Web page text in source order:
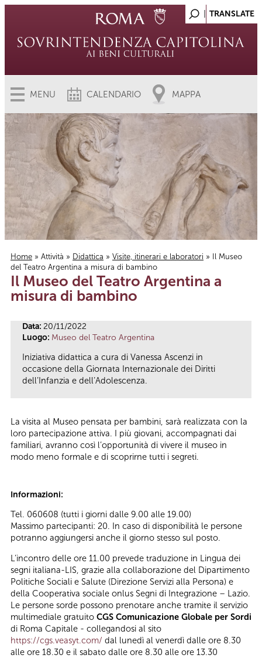
MENU CALENDARIO MAPPA
Tu sei qui
Home » Attività » Didattica » Visite, itinerari e laboratori » Il Museo
del Teatro Argentina a misura di bambino
Il Museo del Teatro Argentina a
misura di bambino
Data: 20/11/2022
Luogo: Museo del Teatro Argentina
Iniziativa didattica a cura di Vanessa Ascenzi in
occasione della Giornata Internazionale dei Diritti
dell’Infanzia e dell’Adolescenza.
La visita al Museo pensata per bambini, sarà realizzata con la
loro partecipazione attiva. I più giovani, accompagnati dai
familiari, avranno così l’opportunità di vivere il museo in
modo meno formale e di scoprirne tutti i segreti.
Informazioni:
Tel. 060608 (tutti i giorni dalle 9.00 alle 19.00)
Massimo partecipanti: 20. In caso di disponibilità le persone
potranno aggiungersi anche il giorno stesso sul posto.
L’incontro delle ore 11.00 prevede traduzione in Lingua dei
segni italiana-LIS, grazie alla collaborazione del Dipartimento
Politiche Sociali e Salute (Direzione Servizi alla Persona) e
della Cooperativa sociale onlus Segni di Integrazione – Lazio.
Le persone sorde possono prenotare anche tramite il servizio
multimediale gratuito CGS Comunicazione Globale per Sordi
di Roma Capitale - collegandosi al sito
https://cgs.veasyt.com/ dal lunedì al venerdì dalle ore 8.30
alle ore 18.30 e il sabato dalle ore 8.30 alle ore 13.30